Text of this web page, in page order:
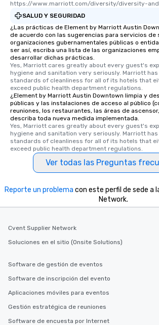
https://www.marriott.com/diversity/diversity-
SALUD Y SEGURIDAD
¿Las prácticas de Element by Marriott Austin
de acuerdo con las sugerencias para servicios de
organizaciones gubernamentales públicas o
ser así, escriba una lista de las organizaciones
desarrollar dichas prácticas.
Yes, Marriott cares greatly about every guest's
hygiene and sanitation very seriously. Marriott
standards of cleanliness for all of its hotels that
exceed public health department regulations.
¿Element by Marriott Austin Downtown limpia y
públicas y las instalaciones de acceso al público
reuniones, los restaurantes, las áreas de
describa toda nueva medida implementada.
Yes, Marriott cares greatly about every guest's
hygiene and sanitation very seriously. Marriott
standards of cleanliness for all of its hotels that
exceed public health department regulations.
Ver todas las Preguntas
Reporte un problema con este perfil de sede a
Network.
Cvent Supplier Network
Soluciones en el sitio (Onsite Solutions)
Software de gestión de eventos
Software de inscripción del evento
Aplicaciones móviles para eventos
Gestión estratégica de reuniones
Software de encuesta por Internet